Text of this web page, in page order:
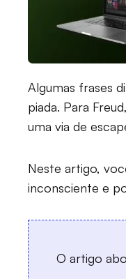
Algumas frases
piada. Para
uma via de
Neste artigo,
inconsciente e
O artigo